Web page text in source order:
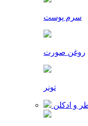
سرم پوست
روغن صورت
تونر
و ادکلن